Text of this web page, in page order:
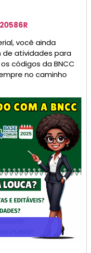
você ainda
de atividades para
códigos da BNCC
no caminho